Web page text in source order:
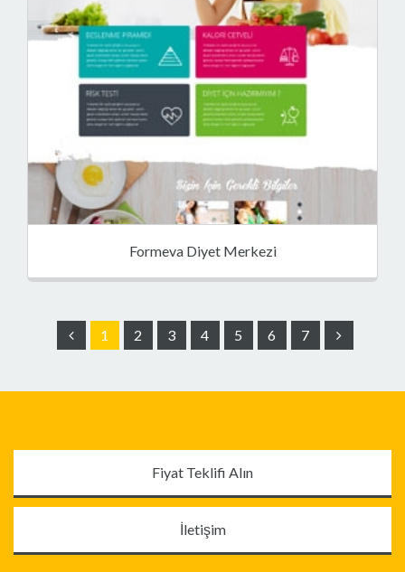
Formeva Diyet Merkezi
1 2 3 4 5 6 7
Fiyat Teklifi Alın
İletişim